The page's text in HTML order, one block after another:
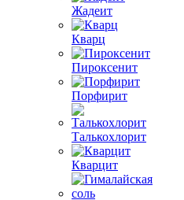
Жадеит
Кварц
Пироксенит
Порфирит
Талькохлорит
Кварцит